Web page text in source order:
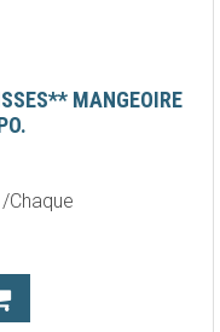
MANGEOIRE
/Chaque